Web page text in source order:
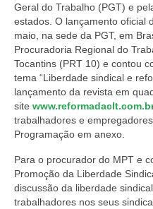
Geral do Trabalho (PGT) e
estados. O lançamento oficial
maio, na sede da PGT, em
Procuradoria Regional do
Tocantins (PRT 10) e contou
tema “Liberdade sindical e
lançamento da revista em
site
trabalhadores e
Programação em anexo.
Para o procurador do MPT e
Promoção da Liberdade
discussão da liberdade
trabalhadores nos seus